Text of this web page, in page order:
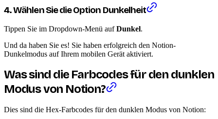
4. Wählen Sie die Option Dunkelheit
Tippen Sie im Dropdown-Menü aufDunkel.
Und da haben Sie es! Sie haben erfolgreich den Notion-
Dunkelmodus auf Ihrem mobilen Gerät aktiviert.
Was sind die Farbcodes für den dunklen
Modus von Notion?
Dies sind die Hex-Farbcodes für den dunklen Modus von Notion: